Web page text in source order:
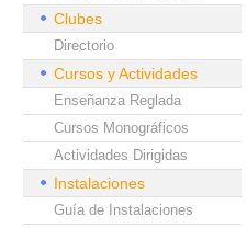
Clubes
Directorio
Cursos y Actividades
Enseñanza Reglada
Cursos Monográficos
Actividades Dirigidas
Instalaciones
Guía de Instalaciones